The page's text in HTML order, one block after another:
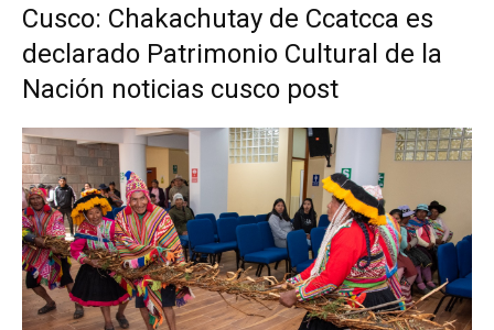
Cusco: Chakachutay de Ccatcca es
declarado Patrimonio Cultural de la
Nación noticias cusco post